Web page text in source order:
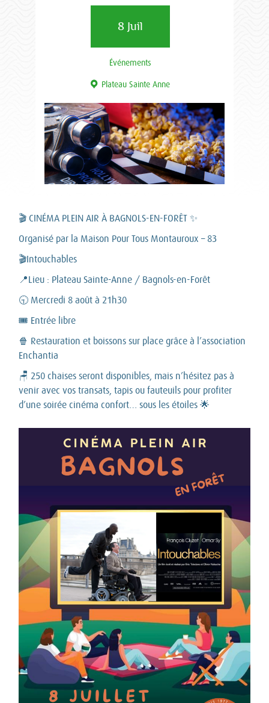
8 Juil
Événements
Plateau Sainte Anne
🎬 CINÉMA PLEIN AIR À BAGNOLS-EN-FORÊT ✨
Organisé par la Maison Pour Tous Montauroux – 83
🎬Intouchables
📍Lieu : Plateau Sainte-Anne / Bagnols-en-Forêt
🕤 Mercredi 8 août à 21h30
🎟 Entrée libre
🍿 Restauration et boissons sur place grâce à l’association
Enchantia
🪑 250 chaises seront disponibles, mais n’hésitez pas à
venir avec vos transats, tapis ou fauteuils pour profiter
d’une soirée cinéma confort… sous les étoiles 🌟